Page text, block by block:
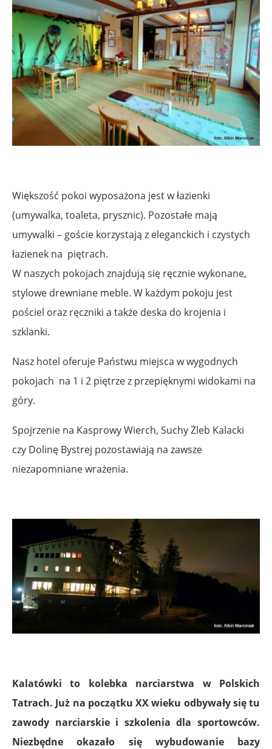
Większość pokoi wyposażona jest w łazienki
(umywalka, toaleta, prysznic). Pozostałe mają
umywalki – goście korzystają z eleganckich i czystych
łazienek na piętrach.
W naszych pokojach znajdują się ręcznie wykonane,
stylowe drewniane meble. W każdym pokoju jest
pościel oraz ręczniki a także deska do krojenia i
szklanki.
Nasz hotel oferuje Państwu miejsca w wygodnych
pokojach na 1 i 2 piętrze z przepięknymi widokami na
góry.
Spojrzenie na Kasprowy Wierch, Suchy Żleb Kalacki
czy Dolinę Bystrej pozostawiają na zawsze
niezapomniane wrażenia.
Kalatówki to kolebka narciarstwa w Polskich
Tatrach. Już na początku XX wieku odbywały się tu
zawody narciarskie i szkolenia dla sportowców.
Niezbędne okazało się wybudowanie bazy